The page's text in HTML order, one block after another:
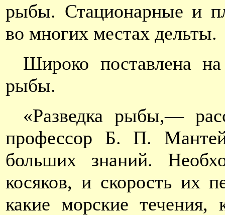
рыбы. Стационарные и
во многих местах дельты.
Широко поставлена
рыбы.
«Разведка рыбы,—
профессор Б. П.
больших знаний.
косяков, и скорость их
какие морские течения,